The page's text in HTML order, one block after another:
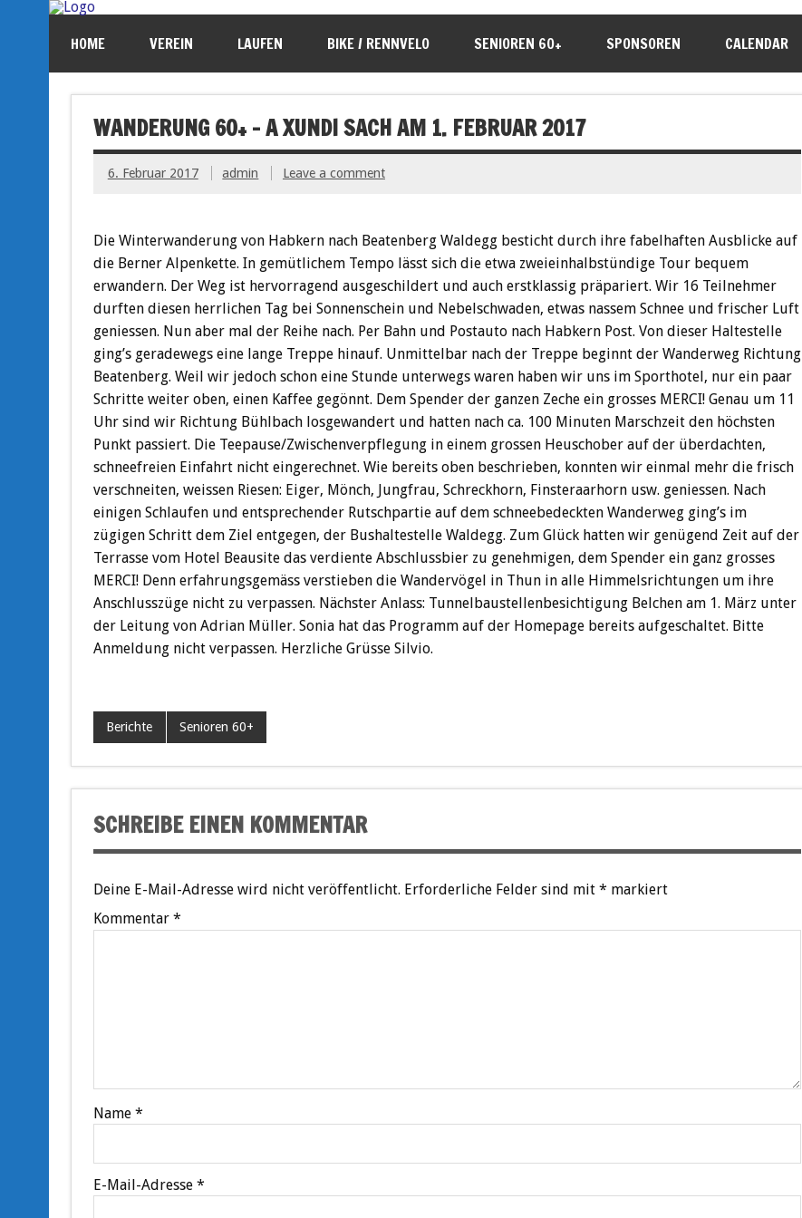
HOME VEREIN LAUFEN BIKE / RENNVELO SENIOREN 60+ SPONSOREN CALENDAR
WANDERUNG 60+ – A XUNDI SACH AM 1. FEBRUAR 2017
6. Februar 2017 admin Leave a comment
Die Winterwanderung von Habkern nach Beatenberg Waldegg besticht durch ihre fabelhaften Ausblicke auf
die Berner Alpenkette. In gemütlichem Tempo lässt sich die etwa zweieinhalbstündige Tour bequem
erwandern. Der Weg ist hervorragend ausgeschildert und auch erstklassig präpariert. Wir 16 Teilnehmer
durften diesen herrlichen Tag bei Sonnenschein und Nebelschwaden, etwas nassem Schnee und frischer Luft
geniessen. Nun aber mal der Reihe nach. Per Bahn und Postauto nach Habkern Post. Von dieser Haltestelle
ging’s geradewegs eine lange Treppe hinauf. Unmittelbar nach der Treppe beginnt der Wanderweg Richtung
Beatenberg. Weil wir jedoch schon eine Stunde unterwegs waren haben wir uns im Sporthotel, nur ein paar
Schritte weiter oben, einen Kaffee gegönnt. Dem Spender der ganzen Zeche ein grosses MERCI! Genau um 11
Uhr sind wir Richtung Bühlbach losgewandert und hatten nach ca. 100 Minuten Marschzeit den höchsten
Punkt passiert. Die Teepause/Zwischenverpflegung in einem grossen Heuschober auf der überdachten,
schneefreien Einfahrt nicht eingerechnet. Wie bereits oben beschrieben, konnten wir einmal mehr die frisch
verschneiten, weissen Riesen: Eiger, Mönch, Jungfrau, Schreckhorn, Finsteraarhorn usw. geniessen. Nach
einigen Schlaufen und entsprechender Rutschpartie auf dem schneebedeckten Wanderweg ging’s im
zügigen Schritt dem Ziel entgegen, der Bushaltestelle Waldegg. Zum Glück hatten wir genügend Zeit auf der
Terrasse vom Hotel Beausite das verdiente Abschlussbier zu genehmigen, dem Spender ein ganz grosses
MERCI! Denn erfahrungsgemäss verstieben die Wandervögel in Thun in alle Himmelsrichtungen um ihre
Anschlusszüge nicht zu verpassen. Nächster Anlass: Tunnelbaustellenbesichtigung Belchen am 1. März unter
der Leitung von Adrian Müller. Sonia hat das Programm auf der Homepage bereits aufgeschaltet. Bitte
Anmeldung nicht verpassen. Herzliche Grüsse Silvio.
Berichte Senioren 60+
SCHREIBE EINEN KOMMENTAR
Deine E-Mail-Adresse wird nicht veröffentlicht. Erforderliche Felder sind mit * markiert
Kommentar *
Name *
E-Mail-Adresse *